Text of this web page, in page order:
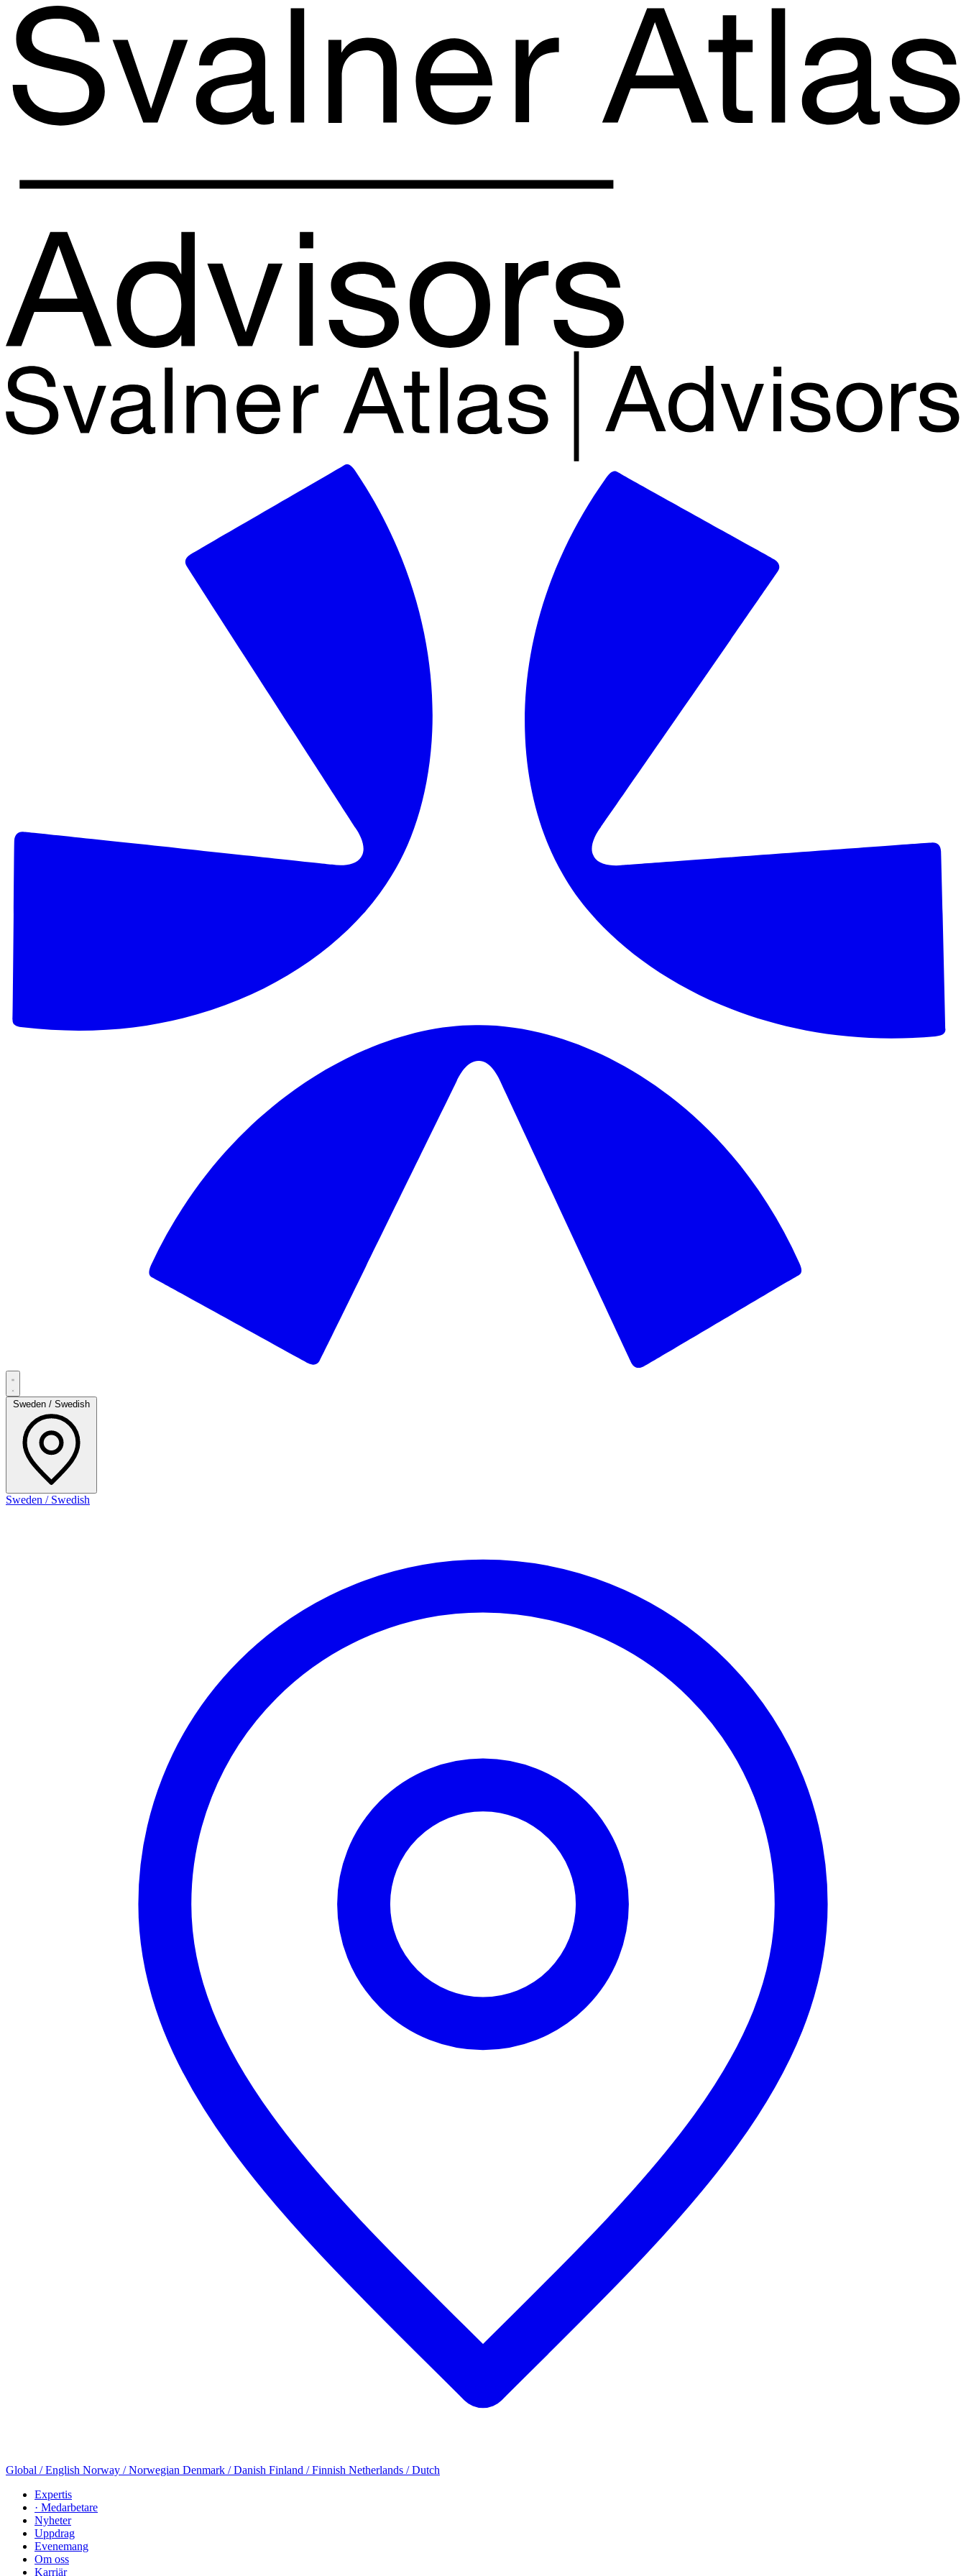
Sweden / Swedish
Sweden / Swedish
Global / English Norway / Norwegian Denmark / Danish Finland / Finnish Netherlands / Dutch
Expertis
· Medarbetare
Nyheter
Uppdrag
Evenemang
Om oss
Karriär